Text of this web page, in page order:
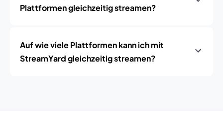
Plattformen gleichzeitig streamen?
Auf wie viele Plattformen kann ich mit
StreamYard gleichzeitig streamen?